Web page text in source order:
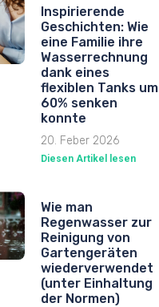
Inspirierende
Geschichten: Wie
eine Familie ihre
Wasserrechnung
dank eines
flexiblen Tanks um
60% senken
konnte
20. Feber 2026
Diesen Artikel lesen
Wie man
Regenwasser zur
Reinigung von
Gartengeräten
wiederverwendet
(unter Einhaltung
der Normen)